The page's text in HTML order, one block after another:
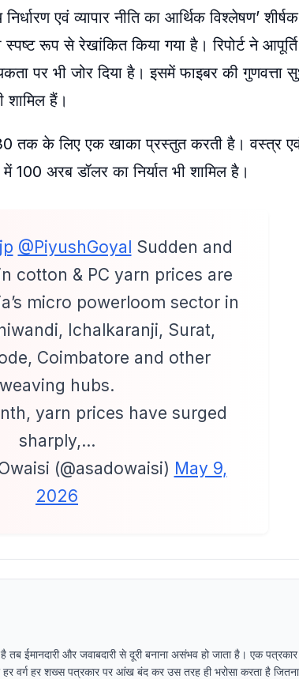
एवं व्यापार नीति का आर्थिक विश्लेषण’ शीर्षक
रूप से रेखांकित किया गया है। रिपोर्ट ने
पर भी जोर दिया है। इसमें फाइबर की गुणवत्ता
शामिल हैं।
तक के लिए एक खाका प्रस्तुत करती है। वस्त्र एवं
100 अरब डॉलर का निर्यात भी शामिल है।
@PiyushGoyal Sudden and
cotton & PC yarn prices are
micro powerloom sector in
Ichalkaranji, Surat,
Coimbatore and other
weaving hubs.
yarn prices have surged
sharply,…
(@asadowaisi) May 9,
2026
है तब ईमानदारी और जवाबदारी से दूरी बनाना असंभव हो जाता है। एक
वर्ग हर शख्स पत्रकार पर आंख बंद कर उस तरह ही भरोसा करता है